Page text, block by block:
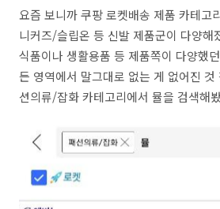
요즘 보니까 쿠팡 로켓배송 제품 카테고
니커즈/슬립온 등 신발 제품군이 다양해
식품이나 생활용품 등 제품쪽이 다양했
든 영역에서 말그대로 없는 게 없어진
션의류/잡화 카테고리에서 뮬을 검색해